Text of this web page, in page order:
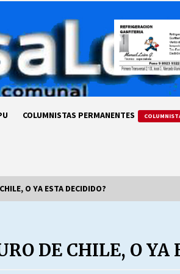
COLUMNISTAS PERMANENTES
69 AÑOS DE HISTORIA
28/07/2026
O YA ESTA DECIDIDO?
DE CHILE, O YA